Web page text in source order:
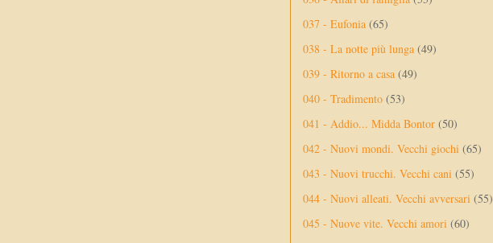
037 - Eufonia (65)
038 - La notte più lunga (49)
039 - Ritorno a casa (49)
040 - Tradimento (53)
041 - Addio... Midda Bontor (50)
042 - Nuovi mondi. Vecchi giochi (65)
043 - Nuovi trucchi. Vecchi cani (55)
044 - Nuovi alleati. Vecchi avversari (55)
045 - Nuove vite. Vecchi amori (60)